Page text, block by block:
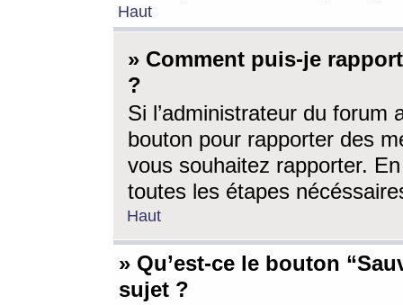
Haut
» Comment puis-je
?
Si l’administrateur du forum
bouton pour rapporter des
vous souhaitez rapporter.
toutes les étapes
Haut
» Qu’est-ce le bouton
sujet ?